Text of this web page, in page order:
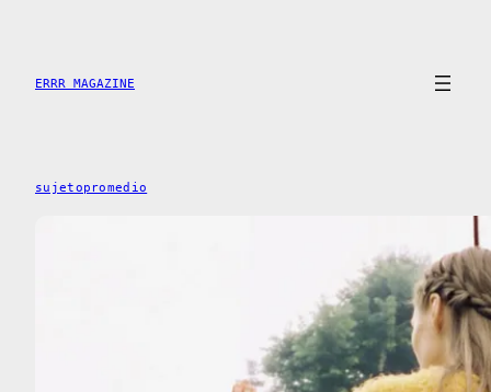
content
ERRR MAGAZINE
sujetopromedio